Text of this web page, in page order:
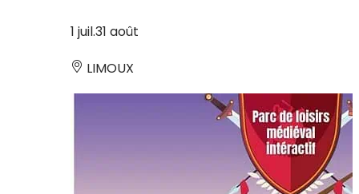
1 juil.31 août
LIMOUX